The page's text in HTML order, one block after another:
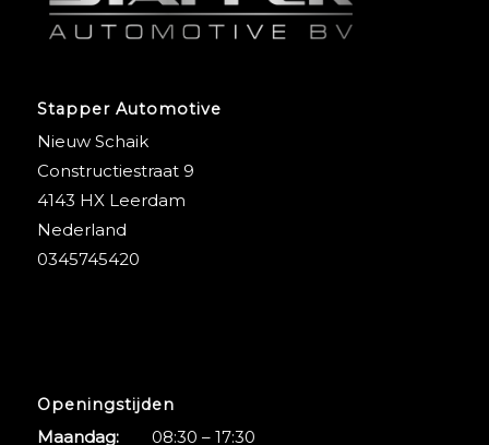
Stapper Automotive
Nieuw Schaik
Constructiestraat 9
4143 HX Leerdam
Nederland
0345745420
Openingstijden
Maandag:
08:30 – 17:30